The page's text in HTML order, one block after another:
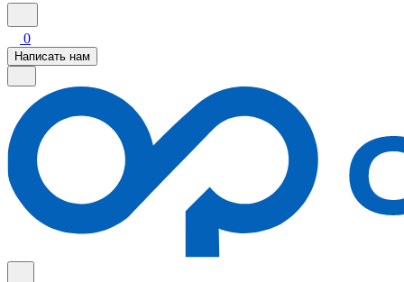
0
Написать нам